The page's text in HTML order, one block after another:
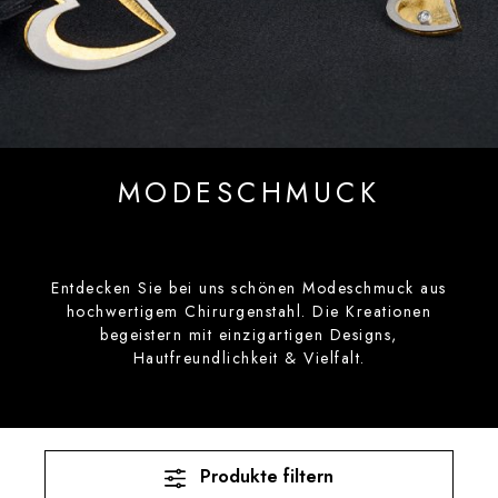
MODESCHMUCK
Entdecken Sie bei uns schönen Modeschmuck aus
hochwertigem Chirurgenstahl. Die Kreationen
begeistern mit einzigartigen Designs,
Hautfreundlichkeit & Vielfalt.
Produkte filtern